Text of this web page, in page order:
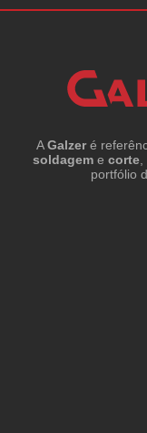
AGalzeré
soldagem e corte,
portfólio